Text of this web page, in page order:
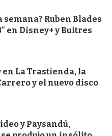
semana? Ruben Blades
en Disney+ y Buitres
en La Trastienda, la
y el nuevo disco
y Paysandú,